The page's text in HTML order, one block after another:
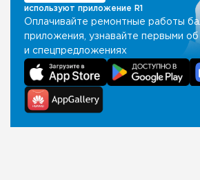
Оплачивайте ремонтные работы
приложения, узнавайте первыми
и спецпредложениях
используют приложение R1